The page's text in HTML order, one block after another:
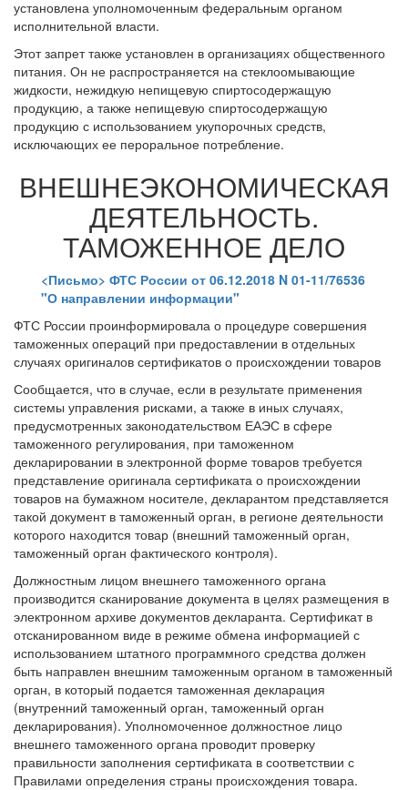
установлена уполномоченным федеральным органом
исполнительной власти.
Этот запрет также установлен в организациях общественного
питания. Он не распространяется на стеклоомывающие
жидкости, нежидкую непищевую спиртосодержащую
продукцию, а также непищевую спиртосодержащую
продукцию с использованием укупорочных средств,
исключающих ее пероральное потребление.
ВНЕШНЕЭКОНОМИЧЕСКАЯ
ДЕЯТЕЛЬНОСТЬ.
ТАМОЖЕННОЕ ДЕЛО
<Письмо> ФТС России от 06.12.2018 N 01-11/76536
"О направлении информации"
ФТС России проинформировала о процедуре совершения
таможенных операций при предоставлении в отдельных
случаях оригиналов сертификатов о происхождении товаров
Сообщается, что в случае, если в результате применения
системы управления рисками, а также в иных случаях,
предусмотренных законодательством ЕАЭС в сфере
таможенного регулирования, при таможенном
декларировании в электронной форме товаров требуется
представление оригинала сертификата о происхождении
товаров на бумажном носителе, декларантом представляется
такой документ в таможенный орган, в регионе деятельности
которого находится товар (внешний таможенный орган,
таможенный орган фактического контроля).
Должностным лицом внешнего таможенного органа
производится сканирование документа в целях размещения в
электронном архиве документов декларанта. Сертификат в
отсканированном виде в режиме обмена информацией с
использованием штатного программного средства должен
быть направлен внешним таможенным органом в таможенный
орган, в который подается таможенная декларация
(внутренний таможенный орган, таможенный орган
декларирования). Уполномоченное должностное лицо
внешнего таможенного органа проводит проверку
правильности заполнения сертификата в соответствии с
Правилами определения страны происхождения товара.